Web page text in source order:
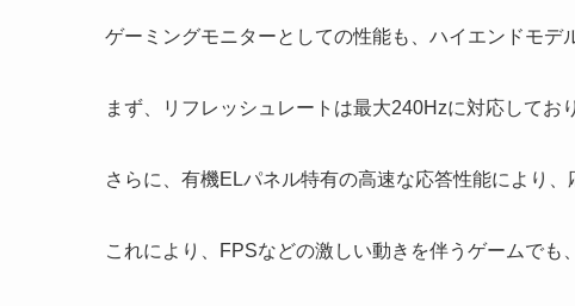
ゲーミングモニターとしての性能も、ハイエンドモデ
まず、リフレッシュレートは最大240Hzに対応してお
さらに、有機ELパネル特有の高速な応答性能により
これにより、FPSなどの激しい動きを伴うゲームでも